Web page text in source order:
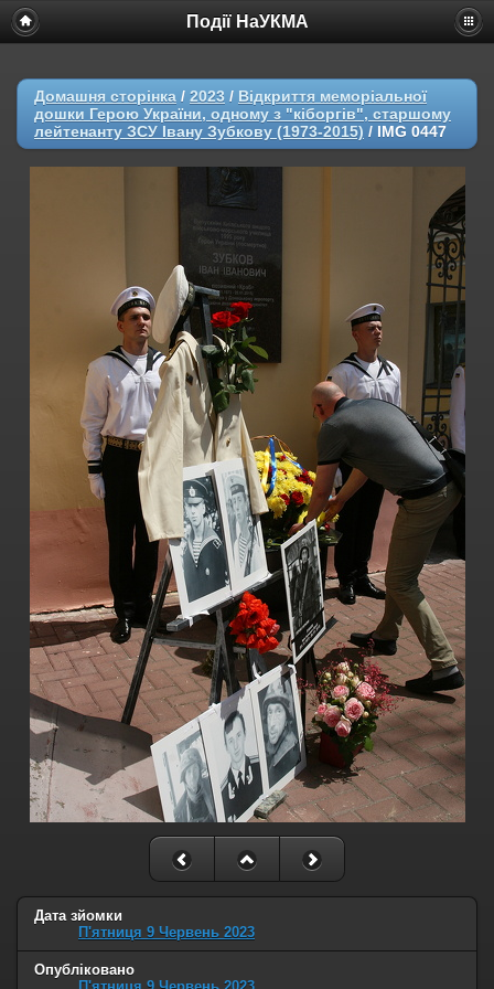
Події НаУКМА
Домашня сторінка / 2023 / Відкриття меморіальної
дошки Герою України, одному з "кіборгів", старшому
лейтенанту ЗСУ Івану Зубкову (1973-2015) / IMG 0447
Дата зйомки
П'ятниця 9 Червень 2023
Опубліковано